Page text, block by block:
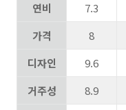
연비 7.3
가격
8
디자인
9.6
거주성
8.9